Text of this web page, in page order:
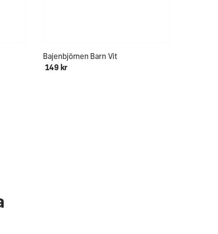
Bajenbjörnen Barn Vit
149 kr